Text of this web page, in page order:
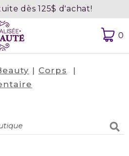
dès 125$ d'achat!
0
| Corps |